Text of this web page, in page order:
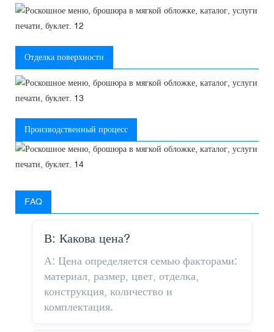
Отделка поверхности
Производственный процесс
FAQ
В: Какова цена?
А: Цена определяется семью факторами:
материал, размер, цвет, отделка,
конструкция, количество и
комплектация.